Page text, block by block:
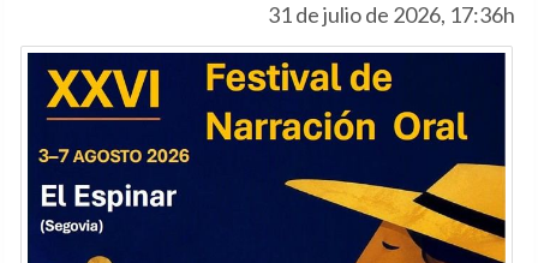
31 de julio de 2026, 17:36h